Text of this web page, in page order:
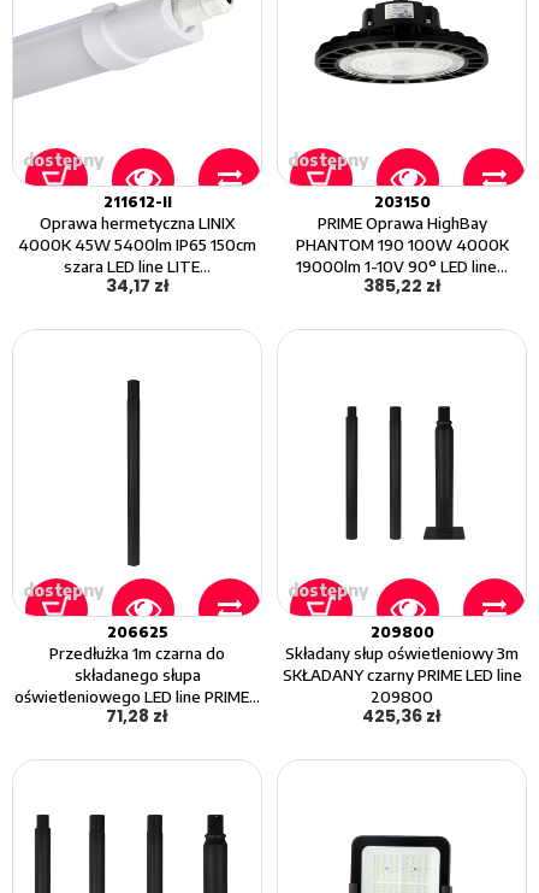
dostępny
211612-II
Oprawa hermetyczna LINIX
4000K 45W 5400lm IP65 150cm
szara LED line LITE...
34,17 zł
dostępny
203150
PRIME Oprawa HighBay
PHANTOM 190 100W 4000K
19000lm 1-10V 90° LED line...
385,22 zł
dostępny
206625
Przedłużka 1m czarna do
składanego słupa
oświetleniowego LED line PRIME...
71,28 zł
dostępny
209800
Składany słup oświetleniowy 3m
SKŁADANY czarny PRIME LED line
209800
425,36 zł